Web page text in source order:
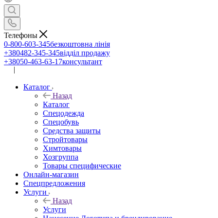
Телефоны
0-800-603-345безкоштовна лінія
+380482-345-345відділ продажу
+38050-463-63-17консультант
|
Каталог
Назад
Каталог
Спецодежда
Спецобувь
Средства защиты
Стройтовары
Химтовары
Хозгруппа
Товары специфические
Онлайн-магазин
Спецпредложения
Услуги
Назад
Услуги